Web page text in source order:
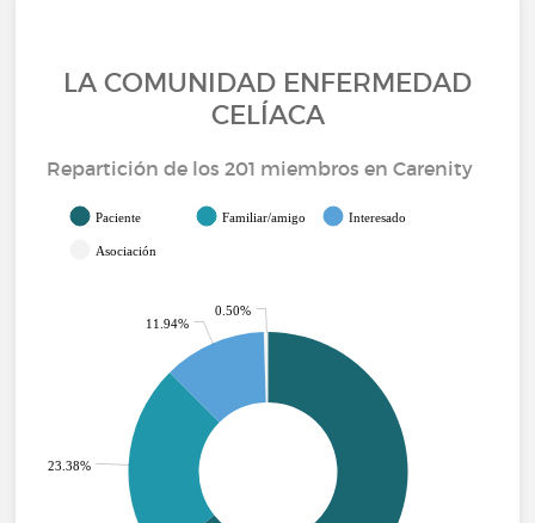
LA COMUNIDAD ENFERMEDAD
CELÍACA
Repartición de los 201 miembros en Carenity
Paciente Familiar/amigo Interesado
Asociación
23.38%
11.94%
0.50%